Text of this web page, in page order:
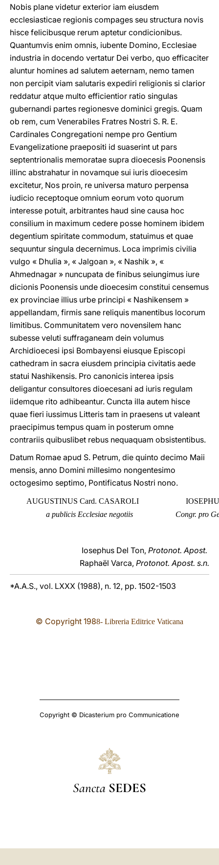
Nobis plane videtur exterior iam eiusdem
ecclesiasticae regionis compages seu structura novis
hisce felicibusque rerum aptetur condicionibus.
Quantumvis enim omnis, iubente Domino, Ecclesiae
industria in docendo vertatur Dei verbo, quo efficaciter
aluntur homines ad salutem aeternam, nemo tamen
non percipit viam salutaris expediri religionis si clarior
reddatur atque multo efficientior ratio singulas
gubernandi partes regionesve dominici gregis. Quam
ob rem, cum Venerabiles Fratres Nostri S. R. E.
Cardinales Congregationi nempe pro Gentium
Evangelizatione praepositi id suaserint ut pars
septentrionalis memoratae supra dioecesis Poonensis
illinc abstrahatur in novamque sui iuris dioecesim
excitetur, Nos proin, re universa maturo perpensa
iudicio receptoque omnium eorum voto quorum
interesse potuit, arbitrantes haud sine causa hoc
consilium in maximum cedere posse hominem ibidem
degentium spiritate commodum, statuimus et quae
sequuntur singula decernimus. Loca imprimis civilia
vulgo « Dhulia », « Jalgoan », « Nashik », «
Ahmednagar » nuncupata de finibus seiungimus iure
dicionis Poonensis unde dioecesim constitui censemus
ex provinciae illius urbe principi « Nashikensem »
appellandam, firmis sane reliquis manentibus locorum
limitibus. Communitatem vero novensilem hanc
subesse veluti suffraganeam dein volumus
Archidioecesi ipsi Bombayensi eiusque Episcopi
cathedram in sacra eiusdem principia civitatis aede
statui Nashikensis. Pro canonicis interea ipsis
deligantur consultores dioecesani ad iuris regulam
iidemque rito adhibeantur. Cuncta illa autem hisce
quae fieri iussimus Litteris tam in praesens ut valeant
praecipimus tempus quam in posterum omne
contrariis quibuslibet rebus nequaquam obsistentibus.
Datum Romae apud S. Petrum, die quinto decimo Maii
mensis, anno Domini millesimo nongentesimo
octogesimo septimo, Pontificatus Nostri nono.
AUGUSTINUS Card. CASAROLI
a publicis Ecclesiae negotiis
Congr. pro
Iosephus Del Ton, Protonot. Apost.
Raphaël Varca, Protonot. Apost. s.n.
*A.A.S., vol. LXXX (1988), n. 12, pp. 1502-1503
© Copyright 1988- Libreria Editrice Vaticana
Copyright © Dicasterium pro Communicatione
Sancta SEDES